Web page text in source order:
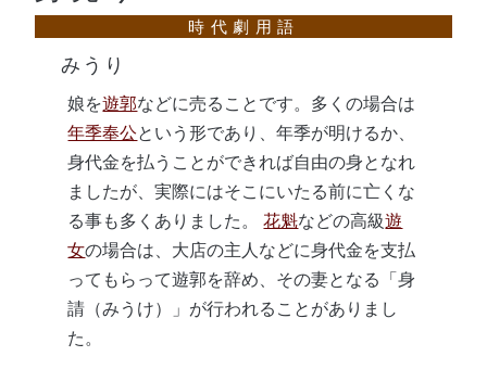
みうり
娘を遊郭などに売ることです。多くの場合は
年季奉公という形であり、年季が明けるか、
身代金を払うことができれば自由の身となれ
ましたが、実際にはそこにいたる前に亡くな
る事も多くありました。花魁などの高級遊
女の場合は、大店の主人などに身代金を支払
ってもらって遊郭を辞め、その妻となる「身
請（みうけ）」が行われることがありまし
た。